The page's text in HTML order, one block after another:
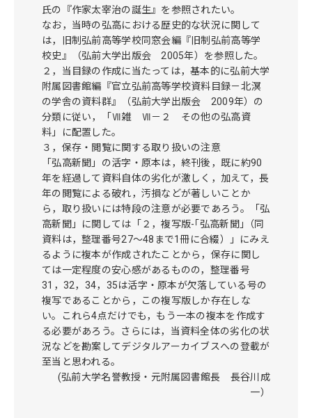
氏の『作家太宰治の誕生』を参照されたい。
なお，当時の弘高における歴史的な状況に関して
は，旧制弘前高等学校同窓会編『旧制弘前高等学
校史』（弘前大学出版会 2005年）を参照した。
２，当目録の作成に当たっては，基本的に弘前大学
附属図書館編『官立弘前高等学校資料目録－北溟
の学舎の資料群』（弘前大学出版会 2009年）の
分類に従い，「Ⅶ雑 Ⅶ－２ その他の弘高資
料」に配置した。
３，保存・閲覧に関する取り扱いの注意
「弘高新聞」の活字・原本は，終刊後，既に約90
年を経過して資料自体の劣化が激しく，加えて，長
年の閲覧による破れ，汚損などが著しいことか
ら，取り扱いには特段の注意が必要であろう。「弘
高新聞」に関しては「２，複写版-｢弘高新聞｣（同
資料は，整理番号27～48まで1冊に合綴）」にみえ
るように複本が作成されたことから，保存に関し
ては一定程度の安心感があるものの，整理番号
31，32，34，35は活字・原本が欠落している号の
複写であることから，この複写版しか存在しな
い。これら4点だけでも，もう一本の複本を作成す
る必要があろう。さらには，当資料全体の劣化の状
況などを勘案してデジタルアーカイブスへの登載が
至当と思われる。
(弘前大学名誉教授・元附属図書館長 長谷川成
一）